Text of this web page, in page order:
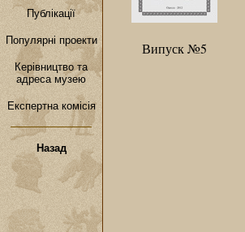
Публікації
Популярні проекти
Керівництво та
адреса музею
Експертна комісія
Назад
Випуск №5